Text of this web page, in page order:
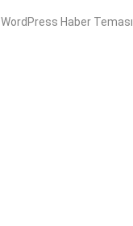
WordPress Haber Teması